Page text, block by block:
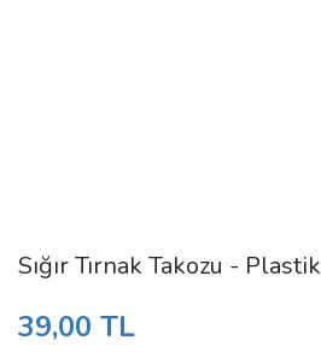
Sığır Tırnak Takozu - Plastik
39,00 TL